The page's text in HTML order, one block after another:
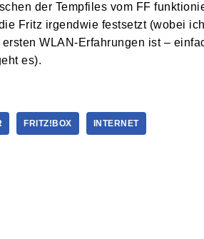
der Tempfiles vom FF
Fritz irgendwie festsetzt (wobei
WLAN-Erfahrungen ist –
es).
FRITZ!BOX INTERNET